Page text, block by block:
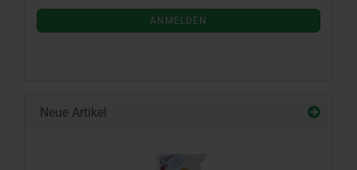
ANMELDUNG
ANMELDEN
Neue Artikel